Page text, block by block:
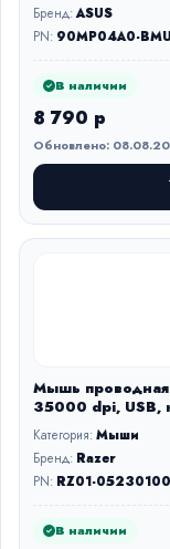
Бренд:ASUS
PN: 90MP04A0-
В наличии
8 790 р
Обновлено:
Мышь
35000 dpi, USB,
Категория:Мыши
Бренд: Razer
PN: RZ01-
В наличии